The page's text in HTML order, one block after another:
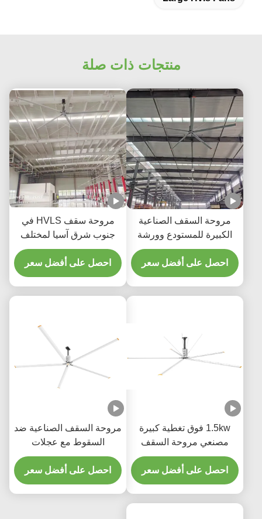
منتجات ذات صلة
مروحة السقف الصناعية
الكبيرة للمستودع وورشة
العمل مع محرك درايبر
العدادات
احصل على أفضل سعر
مروحة سقف HVLS في
جنوب شرق آسيا لمختلف
الأحجام مع محرك تروس 40
ديسيبل
احصل على أفضل سعر
1.5kw فوق تغطية كبيرة
مصنعي مروحة السقف
الكبيرة للمصانع
احصل على أفضل سعر
مروحة السقف الصناعية ضد
السقوط مع عجلات
الماغنيسيوم الألومنيوم 380
فولت
احصل على أفضل سعر